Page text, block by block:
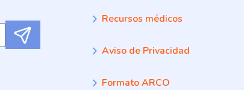
Submit Recursos médicos
Aviso de Privacidad
Formato ARCO